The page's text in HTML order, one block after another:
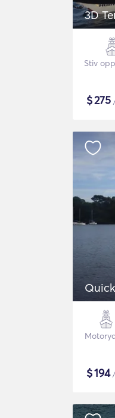
3D
Stiv
$275
$194/